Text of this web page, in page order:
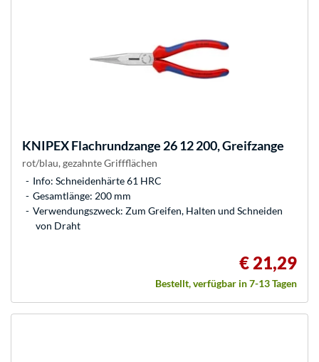
KNIPEXFlachrundzange 26 12 200, Greifzange
rot/blau, gezahnte Griffflächen
Info: Schneidenhärte 61 HRC
Gesamtlänge: 200 mm
Verwendungszweck: Zum Greifen, Halten und Schneiden
von Draht
€ 21,29
Bestellt, verfügbar in 7-13 Tagen